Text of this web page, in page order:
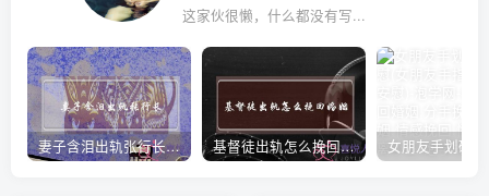
这家伙很懒，什么都没有写...
妻子含泪出轨张行长 她说全都是因为家中 基督徒出轨怎么挽回婚姻(基督徒面对出轨婚姻)